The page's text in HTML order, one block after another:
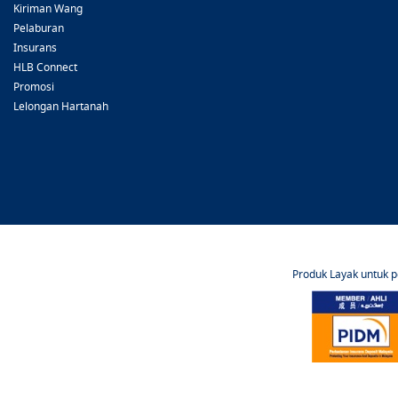
Kiriman Wang
Pelaburan
Insurans
HLB Connect
Promosi
Lelongan Hartanah
Produk Layak untuk